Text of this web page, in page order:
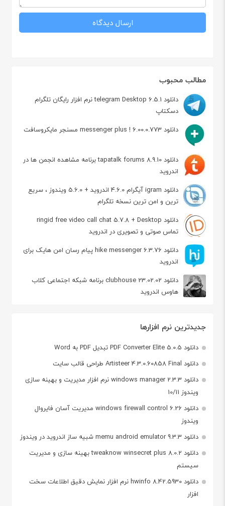
مطالب محبوب
دانلود telegram Desktop 6.5.1 نرم افزار رایگان تلگرام
دسکتاپ
دانلود messenger plus ! 6.00.0.773 مسنجر مایکروسافت
دانلود tapatalk forums 8.9.10 برنامه مشاهده انجمن ها در
اندروید
دانلود igram آیگرام 4.6.0 اندروید + 5.6.0 ویندوز ، سریع
ترین و امن ترین نسخه تلگرام
دانلود ringid free video call chat 5.7.8 + Desktop
تماس صوتی و تصویری در اندروید
دانلود hike messenger 6.3.76 پیام‌ رسان‌ امن هایک برای
اندروید
دانلود clubhouse 23.02.02 برنامه شبکه اجتماعی کلاب
هاوس اندروید
جدیدترین نرم افزارها
دانلود PDF Converter Elite 5.0.5 تبدیل PDF به Word
دانلود Artisteer 4.3.0.60858 Final طراحی قالب سایت
دانلود windows manager 2.3.3 نرم افزار مدیریت و بهینه سازی
ویندوز 10/11
دانلود windows firewall control 6.26 مدیریت آسان فایروال
ویندوز
دانلود memu android emulator 9.3.3 شبیه ساز اندروید در ویندوز
دانلود tweaknow winsecret plus 8.0.2 بهینه سازی و مدیریت
سیستم
دانلود hwinfo 8.42.5930 نرم افزار نمایش دقیق اطلاعات سخت
افزار